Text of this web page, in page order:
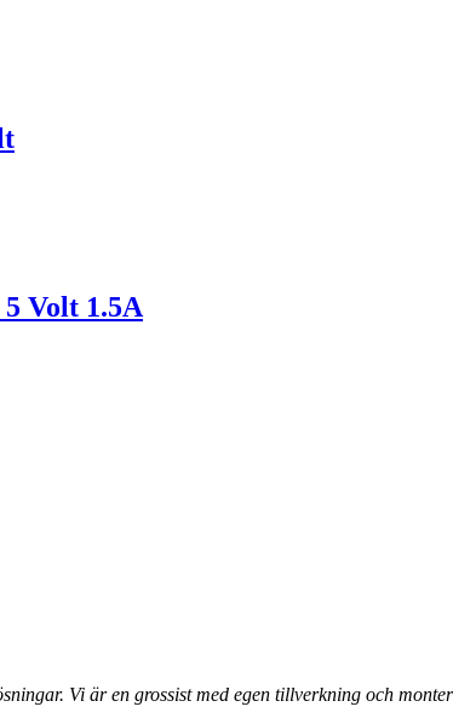
Volt 1.5A
Vi är en grossist med egen tillverkning och